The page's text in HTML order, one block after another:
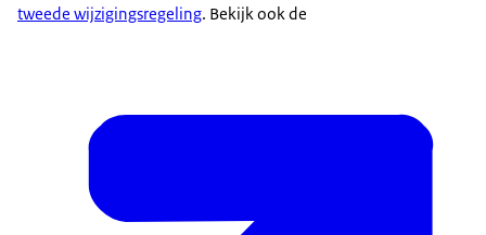
tweede wijzigingsregeling. Bekijk ook de